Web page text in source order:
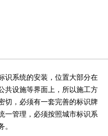
识系统的安装，位置大部分在
共设施等界面上，所以施工方
切，必须有一套完善的标识牌
一管理，必须按照城市标识系
。